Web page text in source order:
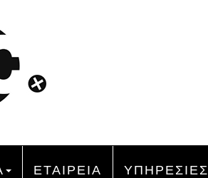
ΕΤΑΙΡΕΙΑ ΥΠΗΡΕΣΙΕΣ